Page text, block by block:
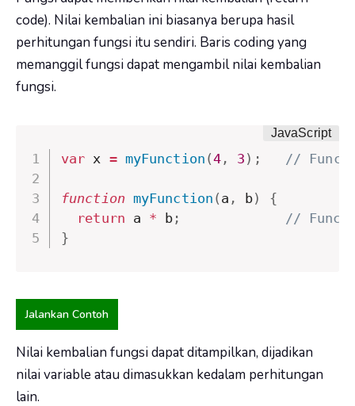
code). Nilai kembalian ini biasanya berupa hasil
perhitungan fungsi itu sendiri. Baris coding yang
memanggil fungsi dapat mengambil nilai kembalian
fungsi.
var x = myFunction (4 , 3 ) ; //
function myFunction ( a , b)
{
return a * b ;
//
}
Jalankan Contoh
Nilai kembalian fungsi dapat ditampilkan, dijadikan
nilai variable atau dimasukkan kedalam perhitungan
lain.